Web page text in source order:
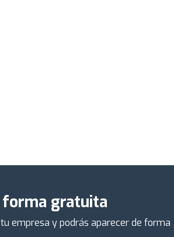
forma gratuita
empresa y podrás aparecer de forma